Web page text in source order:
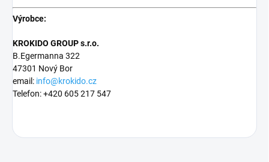
Výrobce:
KROKIDO GROUP s.r.o.
B.Egermanna 322
47301 Nový Bor
email: info@krokido.cz
Telefon: +420 605 217 547